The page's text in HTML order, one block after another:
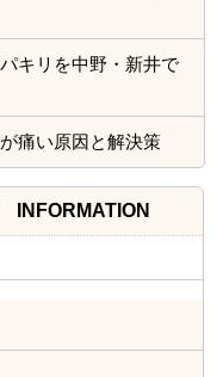
キリを中野・新井で
痛い原因と解決策
INFORMATION